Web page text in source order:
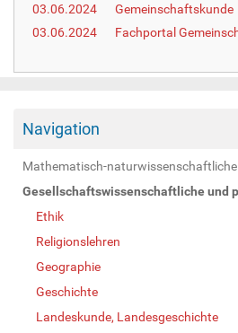
03.06.2024
Gemeinschaftskunde
03.06.2024
Fachportal
Navigation
Mathematisch-
Gesellschaftswissenschaftliche und
Ethik
Religionslehren
Geographie
Geschichte
Landeskunde, Landesgeschichte